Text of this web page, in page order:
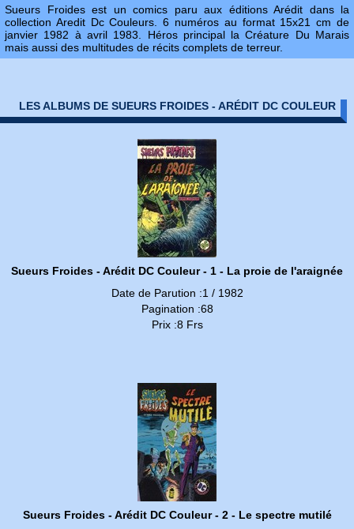
Sueurs Froides est un comics paru aux éditions Arédit dans la
collection Aredit Dc Couleurs. 6 numéros au format 15x21 cm de
janvier 1982 à avril 1983. Héros principal la Créature Du Marais
mais aussi des multitudes de récits complets de terreur.
LES ALBUMS DE SUEURS FROIDES - ARÉDIT DC COULEUR
Sueurs Froides - Arédit DC Couleur - 1 - La proie de l'araignée
Date de Parution :1 / 1982
Pagination :68
Prix :8 Frs
Sueurs Froides - Arédit DC Couleur - 2 - Le spectre mutilé